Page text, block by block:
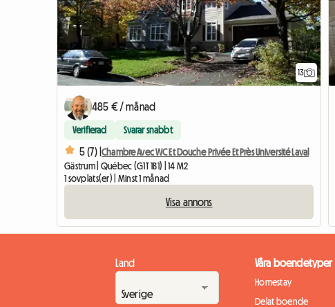
13
485 € / månad
Verifierad Svarar snabbt
5 (7) |Chambre Avec WC Et Douche Privée Et Près Université Laval
Gästrum | Québec (G1T 1B1) | 14 M2
1 sovplats(er) | Minst 1 månad
Visa annons
Land Våra boendetyper
Homestay
Delat boende